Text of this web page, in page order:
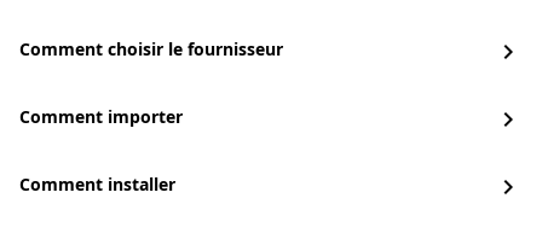
Comment choisir le fournisseur chevron_right
Comment importer chevron_right
Comment installer chevron_right